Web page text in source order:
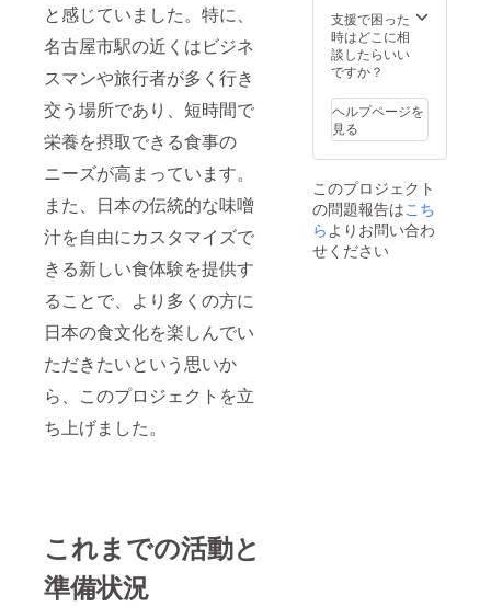
と感じていました。特に、
名古屋市駅の近くはビジネ
スマンや旅行者が多く行き
交う場所であり、短時間で
栄養を摂取できる食事の
ニーズが高まっています。
また、日本の伝統的な味噌
汁を自由にカスタマイズで
きる新しい食体験を提供す
ることで、より多くの方に
日本の食文化を楽しんでい
ただきたいという思いか
ら、このプロジェクトを立
ち上げました。
これまでの活動と
準備状況
支援で困った
時はどこに相
談したらいい
ですか？
ヘルプページを
見る
このプロジェクト
の問題報告はこち
らよりお問い合わ
せください